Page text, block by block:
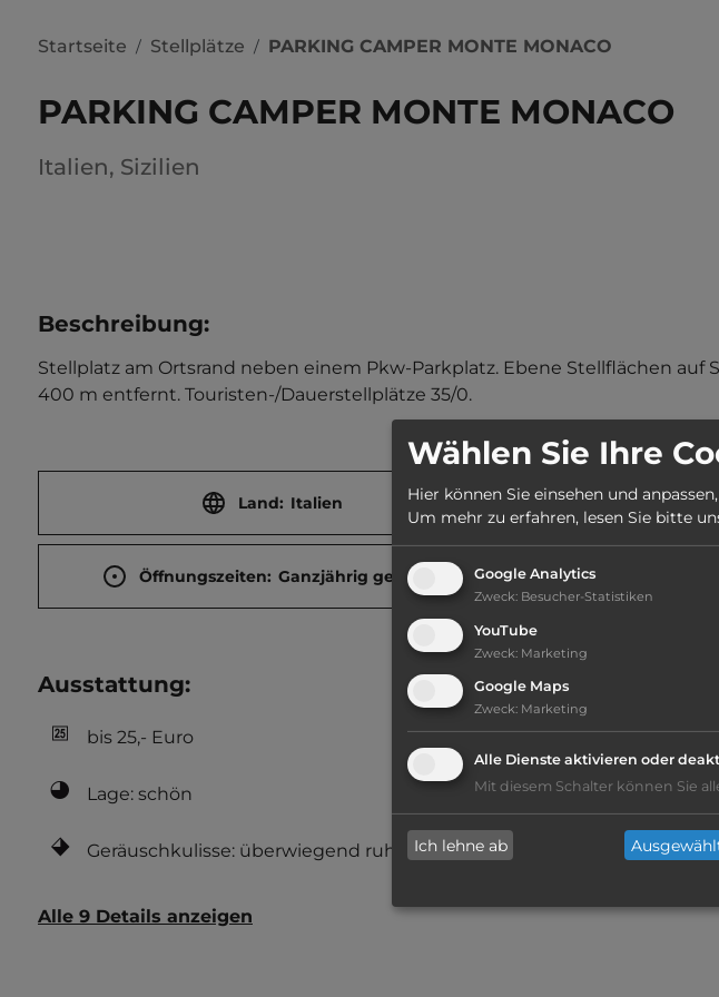
Startseite / Stellplätze / PARKING CAMPER MONTE MONACO
PARKING CAMPER MONTE MONACO
Italien, Sizilien
Beschreibung:
Stellplatz am Ortsrand neben einem Pkw-Parkplatz. Ebene Stellflächen
400 m entfernt. Touristen-/Dauerstellplätze 35/0.
Land: Italien Stadt:
Öffnungszeiten: Ganzjährig geöffnet
Ausstattung:
bis 25,- Euro
Lage: schön
Geräuschkulisse: überwiegend ruhig
kiesig, harter
Stromanschluss
Fäkalienausguss
Alle 9 Details anzeigen
Wählen Sie Ihre
Hier können Sie einsehen und
Um mehr zu erfahren, lesen Sie bitte
Google Analytics
Zweck: Besucher-Statistiken
YouTube
Zweck: Marketing
Google Maps
Zweck: Marketing
Alle Dienste aktivieren oder
Mit diesem Schalter können Sie
Ich lehne ab